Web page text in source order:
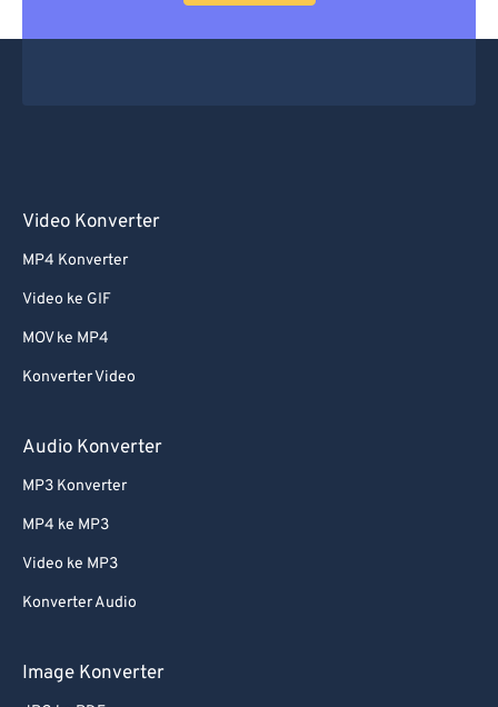
Video Konverter
MP4 Konverter
Video ke GIF
MOV ke MP4
Konverter Video
Audio Konverter
MP3 Konverter
MP4 ke MP3
Video ke MP3
Konverter Audio
Image Konverter